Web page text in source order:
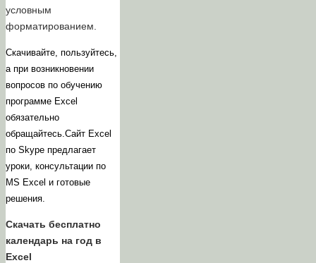
условным
форматированием.
Скачивайте, пользуйтесь,
а при возникновении
вопросов по обучению
программе Excel
обязательно
обращайтесь. Сайт Excel
по Skype предлагает
уроки, консультации по
MS Excel и готовые
решения.
Скачать бесплатно
календарь на год в
Excel